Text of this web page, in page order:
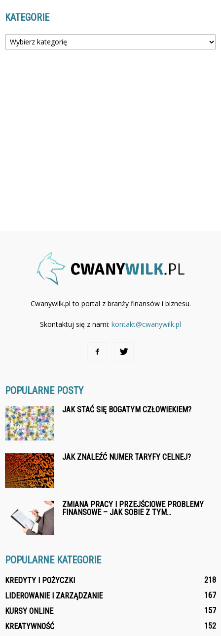
KATEGORIE
Kategorie
Cwanywilk.pl to portal z branży finansów i biznesu.
Skontaktuj się z nami: kontakt@cwanywilk.pl
POPULARNE POSTY
JAK STAĆ SIĘ BOGATYM CZŁOWIEKIEM?
JAK ZNALEŹĆ NUMER TARYFY CELNEJ?
ZMIANA PRACY I PRZEJŚCIOWE PROBLEMY
FINANSOWE – JAK SOBIE Z TYM...
POPULARNE KATEGORIE
KREDYTY I POŻYCZKI
218
LIDEROWANIE I ZARZĄDZANIE
167
KURSY ONLINE
157
KREATYWNOŚĆ
152